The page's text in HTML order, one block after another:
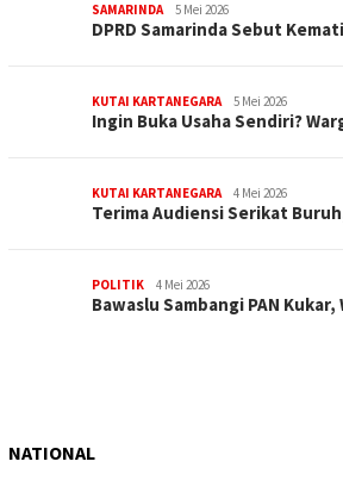
SAMARINDA 5 Mei 2026
DPRD Samarinda Sebut
KUTAI KARTANEGARA 5 Mei 2026
Ingin Buka Usaha Sendiri?
KUTAI KARTANEGARA 4 Mei 2026
Terima Audiensi Serikat
POLITIK 4 Mei 2026
Bawaslu Sambangi PAN
NATIONAL